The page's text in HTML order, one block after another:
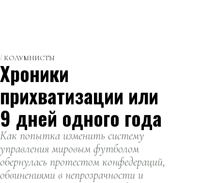
КОЛУМНИСТЫ
Хроники
прихватизации или
9 дней одного года
Как попытка изменить систему
управления мировым футболом
обернулась протестом конфедераций,
обвинениями в непрозрачности и